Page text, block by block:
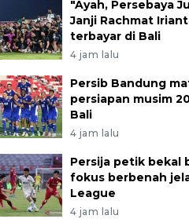
"Ayah, Persebaya
Janji Rachmat
terbayar di Bali
4 jam lalu
Persib Bandung
persiapan musim
Bali
4 jam lalu
Persija petik bekal
fokus berbenah
League
4 jam lalu